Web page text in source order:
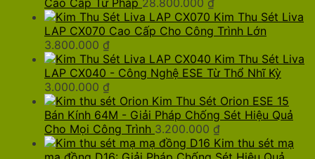
Cao Cấp Từ Pháp 28.800.000 ₫
Kim Thu Sét Liva
LAP CX070 Cao Cấp Cho Công Trình Lớn
3.800.000 ₫
Kim Thu Sét Liva
LAP CX040 - Công Nghệ ESE Từ Thổ Nhĩ Kỳ
3.000.000 ₫
Kim Thu Sét Orion ESE 15
Bán Kính 64M - Giải Pháp Chống Sét Hiệu Quả
Cho Mọi Công Trình 3.200.000 ₫
Kim thu sét mạ